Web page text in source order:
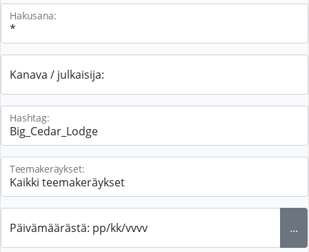
Hakusana:
Kanava / julkaisija:
Hashtag:
Teemakeräykset:
Päivämäärästä: pp/kk/vvvv ...